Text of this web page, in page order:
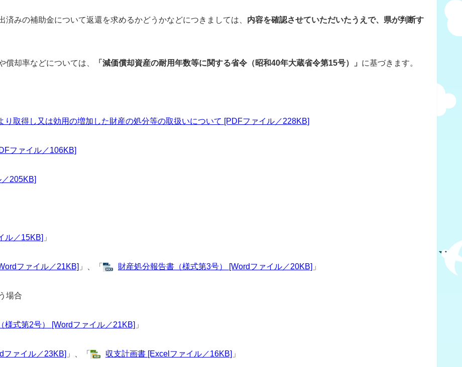
みの補助金について返還を求めるかどうかなどにつきましては、 内容を確認させていただいたうえで、県が判断す
却率などについては、 「減価償却資産の耐用年数等に関する省令（昭和40年大蔵省令第15号）」 に基づきます。
り取得し又は効用の増加した財産の処分等の取扱いについて [PDFファイル／228KB]
ファイル／106KB]
205KB]
ル／15KB] 」
ファイル／21KB] 」、「 財産処分報告書（様式第3号） [Wordファイル／20KB] 」
場合
様式第2号） [Wordファイル／21KB] 」
ファイル／23KB] 」、「 収支計画書 [Excelファイル／16KB] 」